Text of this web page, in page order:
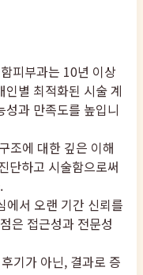
피부과는 10년 이상
별 최적화된 시술 계
과 만족도를 높입니
조에 대한 깊은 이해
단하고 시술함으로써
에서 오랜 기간 신뢰를
은 접근성과 전문성
기가 아닌, 결과로 증